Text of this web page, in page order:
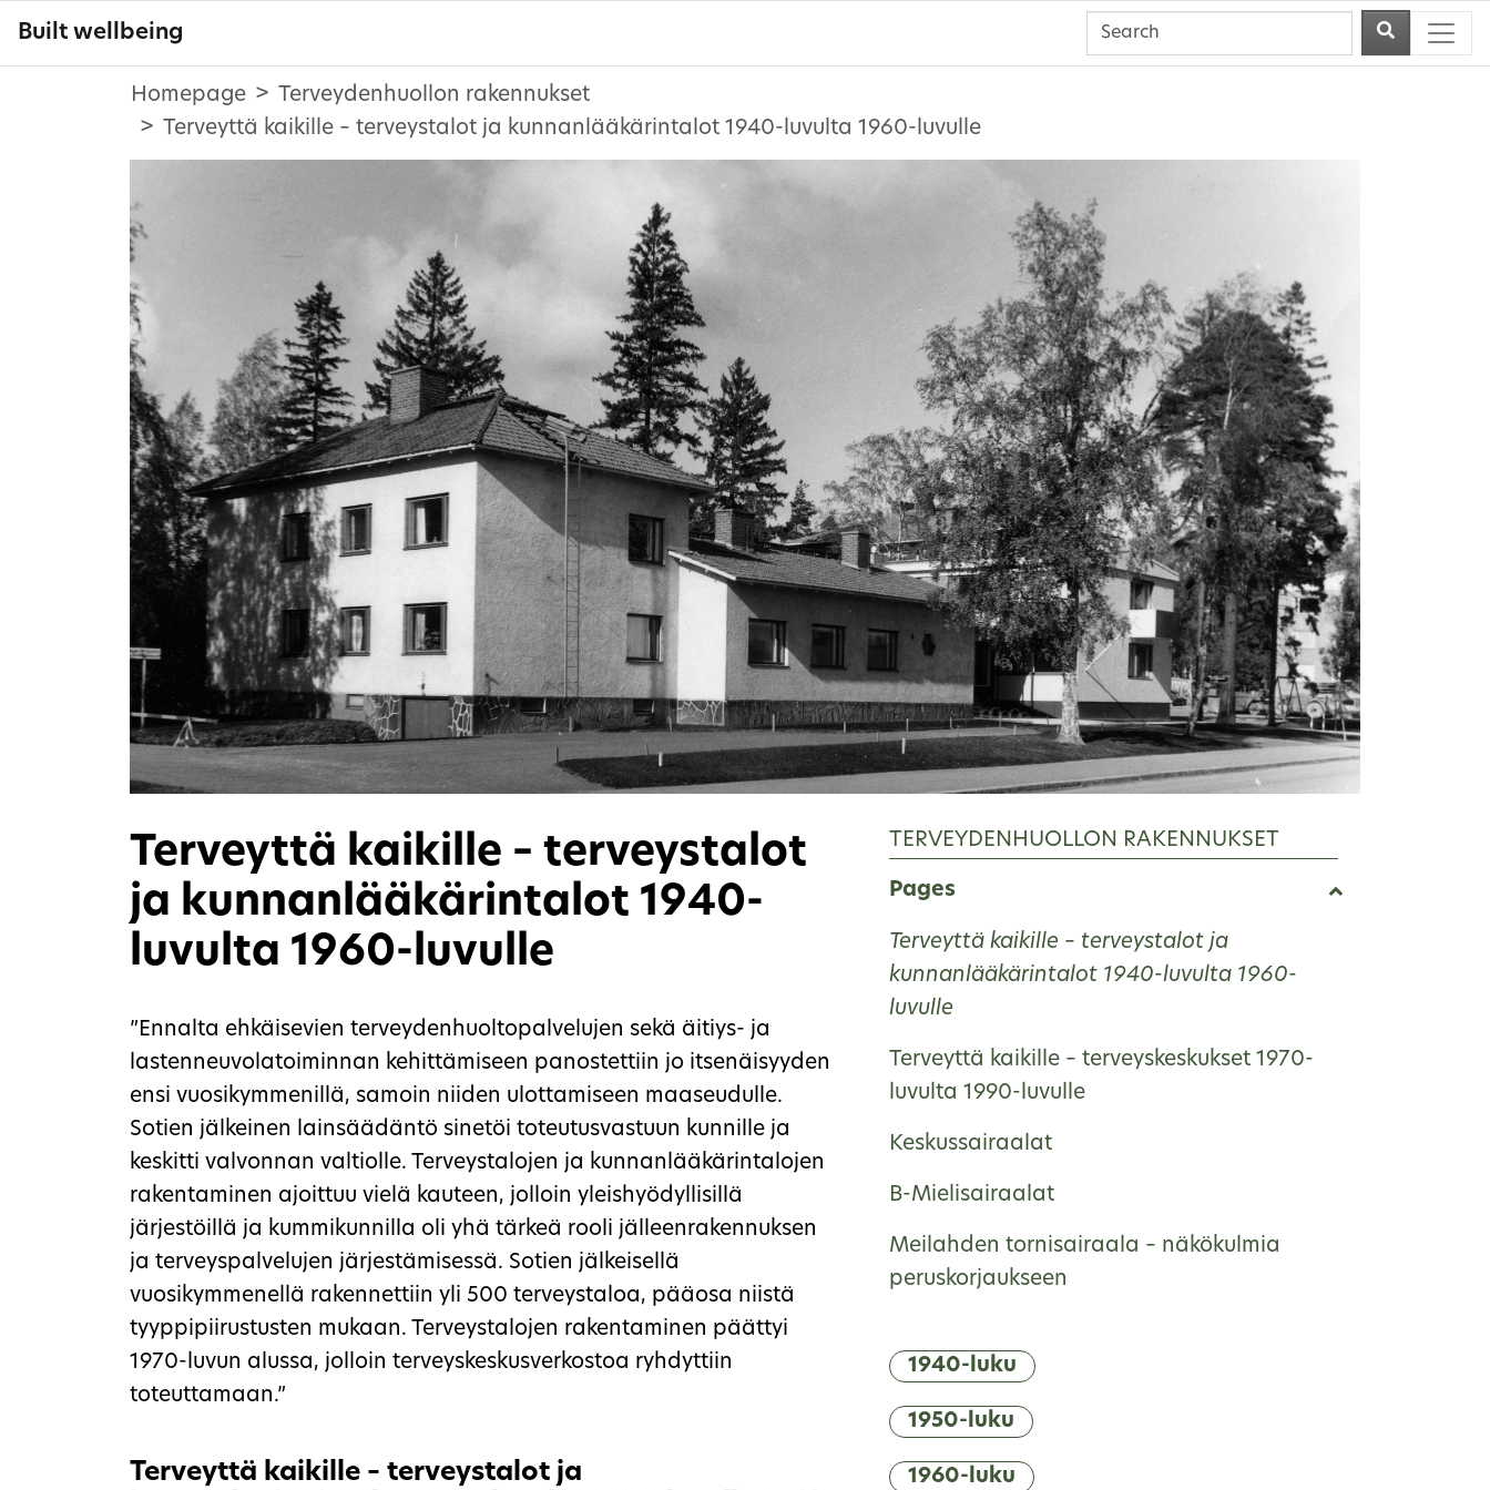
Built wellbeing
Homepage
Terveydenhuollon rakennukset
Terveyttä kaikille – terveystalot ja kunnanlääkärintalot 1940-luvulta 1960-luvulle
Terveyttä kaikille – terveystalot
ja kunnanlääkärintalot 1940-
luvulta 1960-luvulle
”Ennalta ehkäisevien terveydenhuoltopalvelujen sekä äitiys- ja
lastenneuvolatoiminnan kehittämiseen panostettiin jo itsenäisyyden
ensi vuosikymmenillä, samoin niiden ulottamiseen maaseudulle.
Sotien jälkeinen lainsäädäntö sinetöi toteutusvastuun kunnille ja
keskitti valvonnan valtiolle. Terveystalojen ja kunnanlääkärintalojen
rakentaminen ajoittuu vielä kauteen, jolloin yleishyödyllisillä
järjestöillä ja kummikunnilla oli yhä tärkeä rooli jälleenrakennuksen
ja terveyspalvelujen järjestämisessä. Sotien jälkeisellä
vuosikymmenellä rakennettiin yli 500 terveystaloa, pääosa niistä
tyyppipiirustusten mukaan. Terveystalojen rakentaminen päättyi
1970-luvun alussa, jolloin terveyskeskusverkostoa ryhdyttiin
toteuttamaan.”
Terveyttä kaikille – terveystalot ja
TERVEYDENHUOLLON RAKENNUKSET
Pages
Terveyttä kaikille – terveystalot ja
kunnanlääkärintalot 1940-luvulta 1960-
luvulle
Terveyttä kaikille – terveyskeskukset 1970-
luvulta 1990-luvulle
Keskussairaalat
B-Mielisairaalat
Meilahden tornisairaala – näkökulmia
peruskorjaukseen
1940-luku
1950-luku
1960-luku